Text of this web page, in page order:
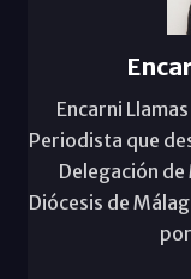
Encarni
Periodista que
Delegación de
Diócesis de